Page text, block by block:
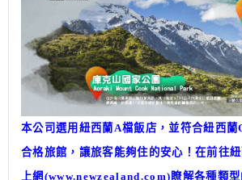
本公司選用紐西蘭A檔飯店，並符合紐西
合格旅館，讓旅客能夠住的安心！在前往
上網(www.newzealand.com)瞭解各種類